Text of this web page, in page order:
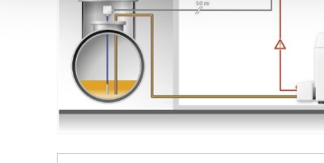
Informationen über Ihre geografische Lage
Ihr Gerät durch aktives Scannen nach bestimmten
Erfahren Sie mehr darüber, wie Ihre persönlichen
Einzelheiten fest.
Wir verwenden Cookies, um Inhalte und Anzeigen
Website an unsere Partner für soziale Medien,